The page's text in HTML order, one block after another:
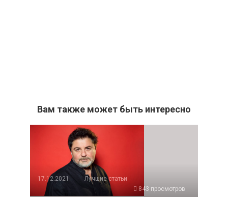
Вам также может быть интересно
17.12.2021
Лучшие статьи
843 просмотров